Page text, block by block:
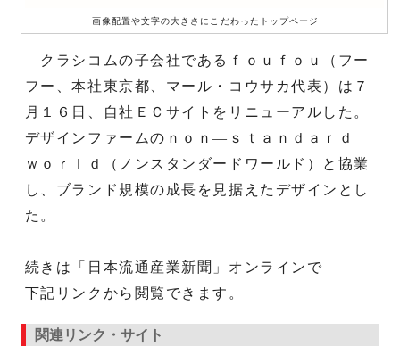
画像配置や文字の大きさにこだわったトップページ
クラシコムの子会社であるｆｏｕｆｏｕ（フー
フー、本社東京都、マール・コウサカ代表）は７
月１６日、自社ＥＣサイトをリニューアルした。
デザインファームのｎｏｎ―ｓｔａｎｄａｒｄ
ｗｏｒｌｄ（ノンスタンダードワールド）と協業
し、ブランド規模の成長を見据えたデザインとし
た。
続きは「日本流通産業新聞」オンラインで
下記リンクから閲覧できます。
関連リンク・サイト